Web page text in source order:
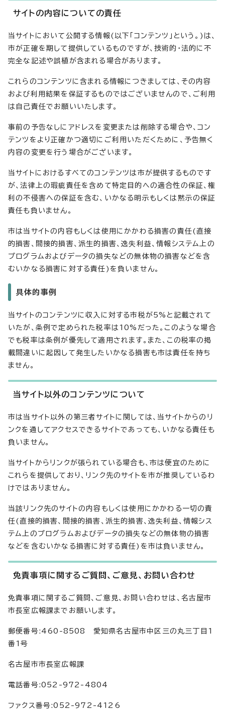
サイトの内容についての責任
当サイトにおいて公開する情報(以下「コンテンツ」という。)は、
市が正確を期して提供しているものですが、技術的・法的に不
完全な記述や誤植が含まれる場合があります。
これらのコンテンツに含まれる情報につきましては、その内容
および利用結果を保証するものではございませんので、ご利用
は自己責任でお願いいたします。
事前の予告なしにアドレスを変更または削除する場合や、コン
テンツをより正確かつ適切にご利用いただくために、予告無く
内容の変更を行う場合がございます。
当サイトにおけるすべてのコンテンツは市が提供するものです
が、法律上の瑕疵責任を含めて特定目的への適合性の保証、権
利の不侵害への保証を含む、いかなる明示もしくは黙示の保証
責任も負いません。
市は当サイトの内容もしくは使用にかかわる損害の責任(直接
的損害、間接的損害、派生的損害、逸失利益、情報システム上の
プログラムおよびデータの損失などの無体物の損害などを含
むいかなる損害に対する責任)を負いません。
具体的事例
当サイトのコンテンツに収入に対する市税が5%と記載されて
いたが、条例で定められた税率は10%だった。このような場合
でも税率は条例が優先して適用されます。また、この税率の掲
載間違いに起因して発生したいかなる損害も市は責任を持ち
ません。
当サイト以外のコンテンツについて
市は当サイト以外の第三者サイトに関しては、当サイトからのリ
ンクを通してアクセスできるサイトであっても、いかなる責任も
負いません。
当サイトからリンクが張られている場合も、市は便宜のために
これらを提供しており、リンク先のサイトを市が推奨しているわ
けではありません。
当該リンク先のサイトの内容もしくは使用にかかわる一切の責
任(直接的損害、間接的損害、派生的損害、逸失利益、情報シス
テム上のプログラムおよびデータの損失などの無体物の損害
などを含むいかなる損害に対する責任)を市は負いません。
免責事項に関するご質問、ご意見、お問い合わせ
免責事項に関するご質問、ご意見、お問い合わせは、名古屋市
市長室広報課までお願いします。
郵便番号:460-8508 愛知県名古屋市中区三の丸三丁目1
番1号
名古屋市市長室広報課
電話番号:052-972-4804
ファクス番号:052-972-4126